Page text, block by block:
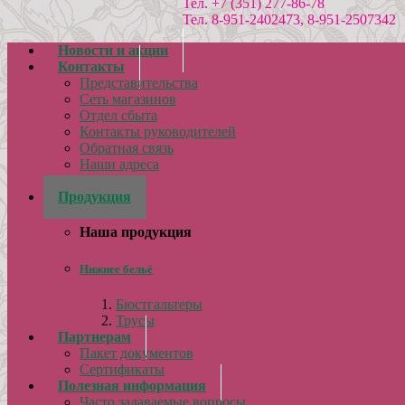
Тел. 8-951-2402473, 8-951-2507342
Новости и акции
Контакты
Представительства
Сеть магазинов
Отдел сбыта
Контакты руководителей
Обратная связь
Наши адреса
Реквизиты
Продукция
Наша продукция
Нижнее бельё
Бюстгальтеры
Трусы
Партнерам
Пакет документов
Сертификаты
Полезная информация